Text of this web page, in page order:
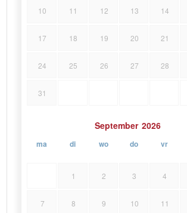
10 11 12 13 14
17 18 19 20 21
24 25 26 27 28
31
September 2026
ma di wo do vr
1 2 3 4
7 8 9 10 11